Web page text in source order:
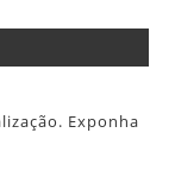
Exponha